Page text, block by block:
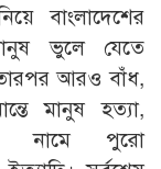
বাংলাদেশের
ভুলে যেতে
আরও বাঁধ,
মানুষ হত্যা,
নামে পুরো